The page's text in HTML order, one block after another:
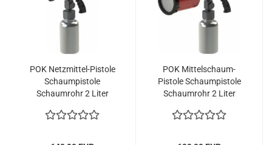
POK Netzmittel-Pistole
Schaumpistole
Schaumrohr 2 Liter
POK Mittelschaum-
Pistole Schaumpistole
Schaumrohr 2 Liter